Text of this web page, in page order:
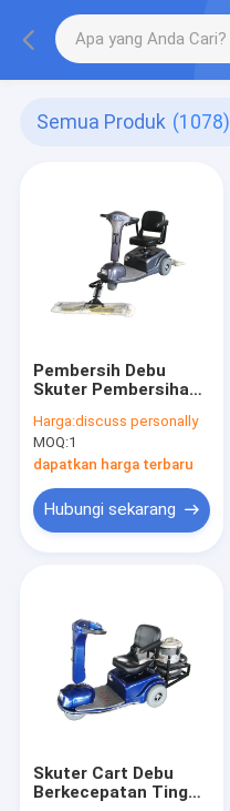
Semua Produk (1078)
Pembersih Debu
Skuter Pembersihan
Dengan Baterai
Dioperasikan
Harga:discuss personally
MOQ:1
dapatkan harga terbaru
Hubungi sekarang
Skuter Cart Debu
Berkecepatan Tinggi